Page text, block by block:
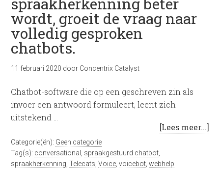
wordt, groeit de vraag naar
volledig gesproken
chatbots.
11 februari 2020 door Concentrix Catalyst
Chatbot-software die op een geschreven zin als
invoer een antwoord formuleert, leent zich
uitstekend …
[Lees meer...]
Categorie(ën): Geen categorie
Tag(s): conversational spraakgestuurd chatbot
spraakherkenning ,Telecats ,Voice ,voicebot ,webhelp